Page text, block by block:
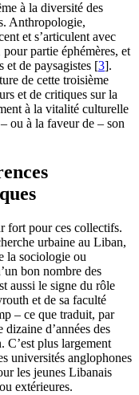
à la diversité des
Anthropologie,
et s’articulent avec
partie éphémères, et
et de paysagistes [3].
de cette troisième
et de critiques sur la
à la vitalité culturelle
ou à la faveur de – son
fort pour ces collectifs.
urbaine au Liban,
la sociologie ou
bon nombre des
aussi le signe du rôle
et de sa faculté
– ce que traduit, par
d’années des
C’est plus largement
universités anglophones
les jeunes Libanais
extérieures.